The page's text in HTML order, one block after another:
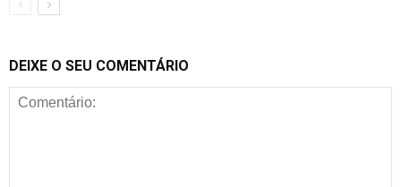
DEIXE O SEU COMENTÁRIO